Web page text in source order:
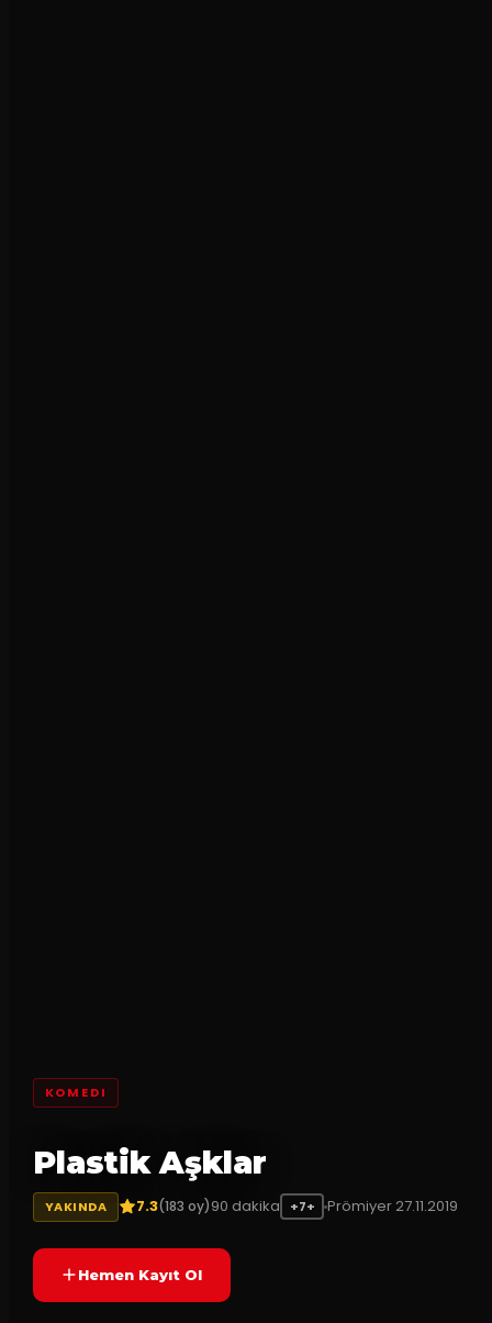
KOMEDI
Plastik Aşklar
YAKINDA 7.3(183 oy)90 dakika +7+ Prömiyer 27.11.2019
Hemen Kayıt Ol